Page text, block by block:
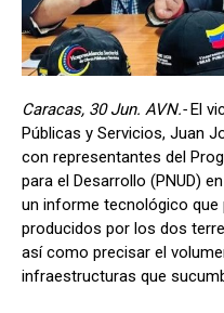
Caracas, 30 Jun. AVN.- El
Públicas y Servicios, Juan
con representantes del
para el Desarrollo (PNUD)
un informe tecnológico que
producidos por los dos
así como precisar el
infraestructuras que